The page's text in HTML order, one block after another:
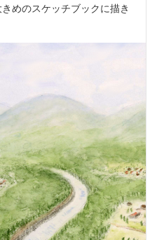
めのスケッチブックに描き